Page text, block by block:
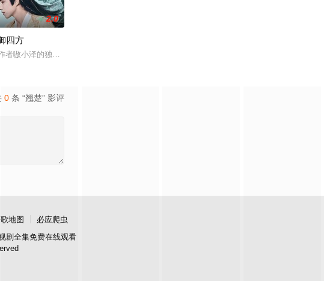
，展现了人民警察的
芸，被迫一起逃亡，二人历经家族与朝廷的重重考验，与命运
识了遭人诬陷私通的世家名媛小姐傅庭芸，被迫一起逃亡，二人历经家族与朝廷的重重考
2.0
四方
者嗷小泽的独家连载漫画《吾凰在上》。现代少女奚圆（姜贞羽 饰）因意外踏入玄机界，
0 条 “翘楚” 影评
地图
必应爬虫
剧全集免费在线观看